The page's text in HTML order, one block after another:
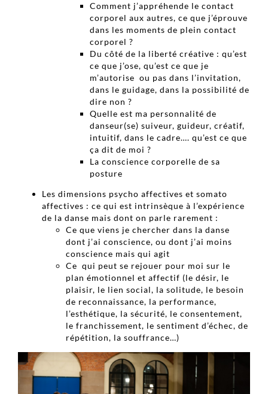
Comment j’appréhende le contact
corporel aux autres, ce que j’éprouve
dans les moments de plein contact
corporel ?
Du côté de la liberté créative : qu’est
ce que j’ose, qu’est ce que je
m’autorise ou pas dans l’invitation,
dans le guidage, dans la possibilité de
dire non ?
Quelle est ma personnalité de
danseur(se) suiveur, guideur, créatif,
intuitif, dans le cadre…. qu’est ce que
ça dit de moi ?
La conscience corporelle de sa
posture
Les dimensions psycho affectives et somato
affectives : ce qui est intrinsèque à l’expérience
de la danse mais dont on parle rarement :
Ce que viens je chercher dans la danse
dont j’ai conscience, ou dont j’ai moins
conscience mais qui agit
Ce qui peut se rejouer pour moi sur le
plan émotionnel et affectif (le désir, le
plaisir, le lien social, la solitude, le besoin
de reconnaissance, la performance,
l’esthétique, la sécurité, le consentement,
le franchissement, le sentiment d’échec, de
répétition, la souffrance…)